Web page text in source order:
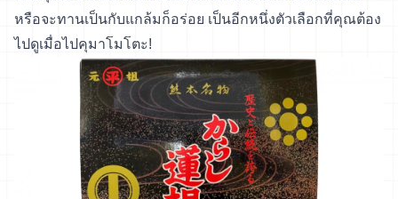
หรือจะทานเป็นกับแกล้มก็อร่อย เป็นอีกหนึ่งตัวเลือกที่คุณต้อง
ไปดูเมื่อไปคุมาโมโตะ!